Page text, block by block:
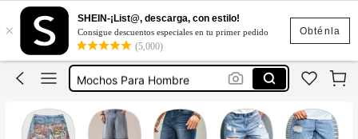
Obténla
×
SHEIN-¡List@, descarga, con estilo!
Consigue descuentos especiales en tu primer pedido
(5,000)
Vermudaspara Hombre
Bermuda Hombre
Shorts De Hombre
Mochos Para Hombre
Vermudaspara Hombre